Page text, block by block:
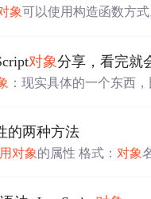
象可以使用构造函数方
以使用更为简单的方式
例如下: var obj = { webName: "兴
对象分享，看完就
：现实具体的一个东西，
的两种方法
对象 的属性 格式： 对象